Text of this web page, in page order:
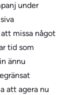
under
missa något
tid som
ännu
att agera nu